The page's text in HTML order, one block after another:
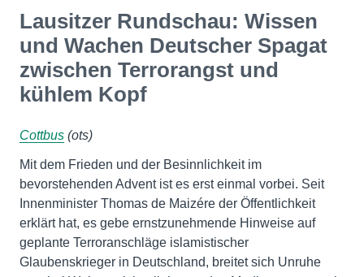
Lausitzer Rundschau: Wissen
und Wachen Deutscher Spagat
zwischen Terrorangst und
kühlem Kopf
Cottbus (ots)
Mit dem Frieden und der Besinnlichkeit im
bevorstehenden Advent ist es erst einmal vorbei. Seit
Innenminister Thomas de Maizére der Öffentlichkeit
erklärt hat, es gebe ernstzunehmende Hinweise auf
geplante Terroranschläge islamistischer
Glaubenskrieger in Deutschland, breitet sich Unruhe